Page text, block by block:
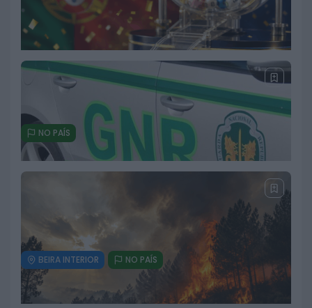
Céu pouco nublado e subida das
temperaturas marcam esta
quarta-feira. Dez concelhos em
perigo máximo de incêndio
5 DE AGOSTO, 2026
NO PAÍS
Primeiro prémio do EuroDreams sai
em Portugal e garante 20 mil euros
BEIRA INTERIOR NO PAÍS
GNR intensifica fiscalização da
velocidade até 9 de agosto